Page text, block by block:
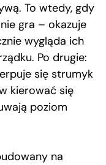
To wtedy, gdy
gra – okazuje
wygląda ich
Po drugie:
się strumyk
kierować się
poziom
na